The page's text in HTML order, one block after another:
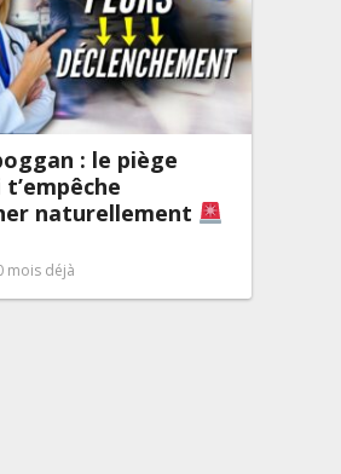
: le piège
naturellement
mois déjà